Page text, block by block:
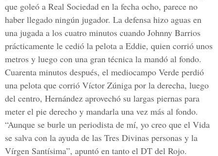
que goleó a Real Sociedad en la fecha ocho, parece no
haber llegado ningún jugador. La defensa hizo aguas en
una jugada a los cuatro minutos cuando Johnny Barrios
prácticamente le cedió la pelota a Eddie, quien corrió unos
metros y luego con una gran técnica la mandó al fondo.
Cuarenta minutos después, el mediocampo Verde perdió
una pelota que corrió Víctor Zúniga por la derecha, luego
del centro, Hernández aprovechó su largas piernas para
meter el pie derecho y mandarla una vez más al fondo.
“Aunque se burle un periodista de mí, yo creo que el Vida
se salva con la ayuda de las Tres Divinas personas y la
Vírgen Santísima”, apuntó en tanto el DT del Rojo.